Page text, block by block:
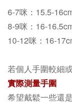
6-7咪：15.5-
8-9咪：16-
10-12咪：16-
若個人手圍較細
實際測量手圍
希望戴鬆一些還